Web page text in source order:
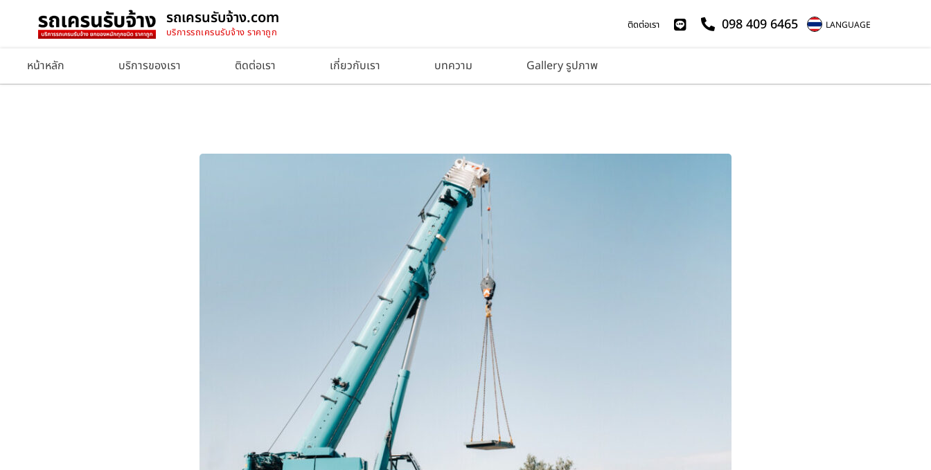
รถเครนรับจ้าง.com
บริการรถเครนรับจ้าง ราคาถูก
ติดต่อเรา 098 409 6465 LANGUAGE
หน้าหลัก บริการของเรา ติดต่อเรา เกี่ยวกับเรา บทความ Gallery รูปภาพ